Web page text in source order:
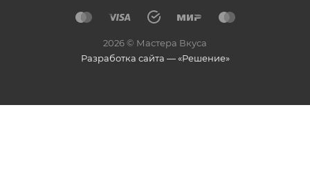
2026 © Мастера Вкуса
Разработка сайта — «Решение»